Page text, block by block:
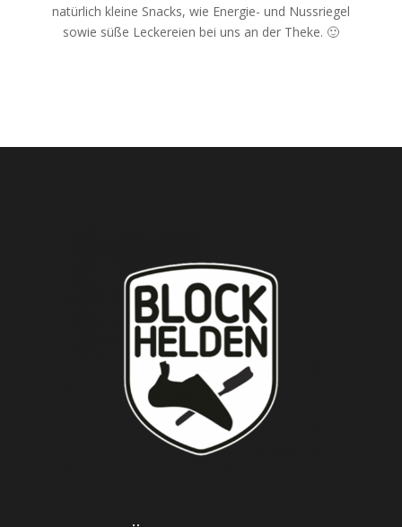
natürlich kleine Snacks, wie Energie- und Nussriegel
sowie süße Leckereien bei uns an der Theke. 🙂